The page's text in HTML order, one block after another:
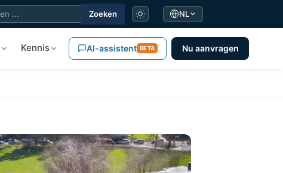
Zoeken NL
Kennis AI-assistent BETA Nu aanvragen